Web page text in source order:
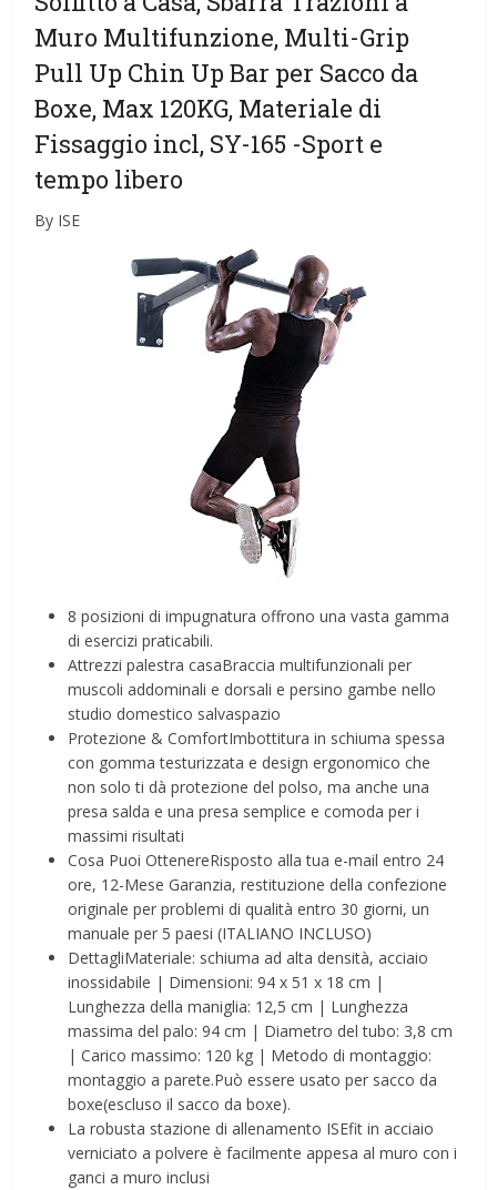
Muro Multifunzione, Multi-Grip
Pull Up Chin Up Bar per Sacco da
Boxe, Max 120KG, Materiale di
Fissaggio incl, SY-165 -Sport e
tempo libero
By ISE
8 posizioni di impugnatura offrono una vasta gamma
di esercizi praticabili.
Attrezzi palestra casaBraccia multifunzionali per
muscoli addominali e dorsali e persino gambe nello
studio domestico salvaspazio
Protezione & ComfortImbottitura in schiuma spessa
con gomma testurizzata e design ergonomico che
non solo ti dà protezione del polso, ma anche una
presa salda e una presa semplice e comoda per i
massimi risultati
Cosa Puoi OttenereRisposto alla tua e-mail entro 24
ore, 12-Mese Garanzia, restituzione della confezione
originale per problemi di qualità entro 30 giorni, un
manuale per 5 paesi (ITALIANO INCLUSO)
DettagliMateriale: schiuma ad alta densità, acciaio
inossidabile | Dimensioni: 94 x 51 x 18 cm |
Lunghezza della maniglia: 12,5 cm | Lunghezza
massima del palo: 94 cm | Diametro del tubo: 3,8 cm
| Carico massimo: 120 kg | Metodo di montaggio:
montaggio a parete.Può essere usato per sacco da
boxe(escluso il sacco da boxe).
La robusta stazione di allenamento ISEfit in acciaio
verniciato a polvere è facilmente appesa al muro con i
ganci a muro inclusi